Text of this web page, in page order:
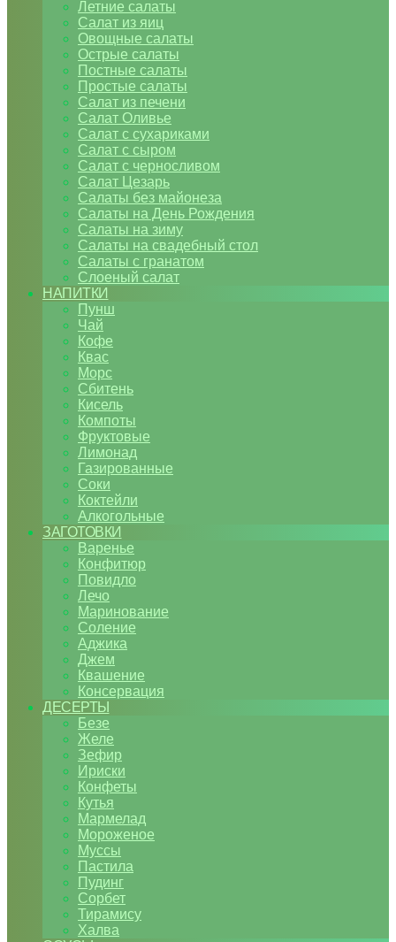
Летние салаты
Салат из яиц
Овощные салаты
Острые салаты
Постные салаты
Простые салаты
Салат из печени
Салат Оливье
Салат с сухариками
Салат с сыром
Салат с черносливом
Салат Цезарь
Салаты без майонеза
Салаты на День Рождения
Салаты на зиму
Салаты на свадебный стол
Салаты с гранатом
Слоеный салат
НАПИТКИ
Пунш
Чай
Кофе
Квас
Морс
Сбитень
Кисель
Компоты
Фруктовые
Лимонад
Газированные
Соки
Коктейли
Алкогольные
ЗАГОТОВКИ
Варенье
Конфитюр
Повидло
Лечо
Маринование
Соление
Аджика
Джем
Квашение
Консервация
ДЕСЕРТЫ
Безе
Желе
Зефир
Ириски
Конфеты
Кутья
Мармелад
Мороженое
Муссы
Пастила
Пудинг
Сорбет
Тирамису
Халва